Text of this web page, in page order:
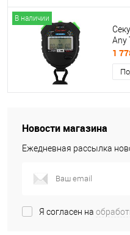
В наличии
Any
1
Новости магазина
Ежедневная рассылка
Я согласен на